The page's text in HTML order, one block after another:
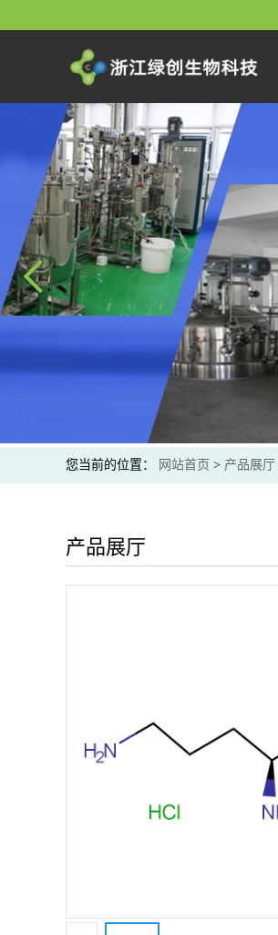
您当前的位置： 网站首页 > 产品展厅
产品展厅